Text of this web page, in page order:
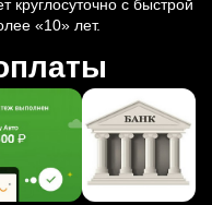
круглосуточно с быстрой
«10» лет.